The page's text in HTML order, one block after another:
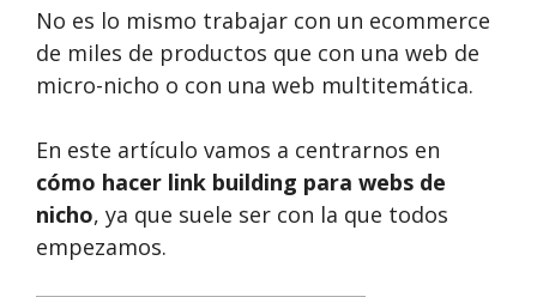
No es lo mismo trabajar con un ecommerce
de miles de productos que con una web de
micro-nicho o con una web multitemática.
En este artículo vamos a centrarnos en
cómo hacer link building para webs de
nicho, ya que suele ser con la que todos
empezamos.